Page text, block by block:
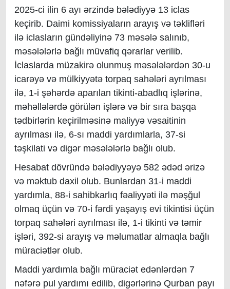
2025-ci ilin 6 ayı ərzində bələdiyyə 13 iclas
keçirib. Daimi komissiyaların arayış və təklifləri
ilə iclasların gündəliyinə 73 məsələ salınıb,
məsələlərlə bağlı müvafiq qərarlar verilib.
İclaslarda müzakirə olunmuş məsələlərdən 30-u
icarəyə və mülkiyyətə torpaq sahələri ayrılması
ilə, 1-i şəhərdə aparılan tikinti-abadlıq işlərinə,
məhəllələrdə görülən işlərə və bir sıra başqa
tədbirlərin keçirilməsinə maliyyə vəsaitinin
ayrılması ilə, 6-sı maddi yardımlarla, 37-si
təşkilati və digər məsələlərlə bağlı olub.
Hesabat dövründə bələdiyyəyə 582 ədəd ərizə
və məktub daxil olub. Bunlardan 31-i maddi
yardımla, 88-i sahibkarlıq fəaliyyəti ilə məşğul
olmaq üçün və 70-i fərdi yaşayış evi tikintisi üçün
torpaq sahələri ayrılması ilə, 1-i tikinti və təmir
işləri, 392-si arayış və məlumatlar almaqla bağlı
müraciətlər olub.
Maddi yardımla bağlı müraciət edənlərdən 7
nəfərə pul yardımı edilib, digərlərinə Qurban payı